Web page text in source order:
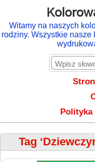
Witamy na naszych
rodziny. Wszystkie nasze
Polityka
Tag